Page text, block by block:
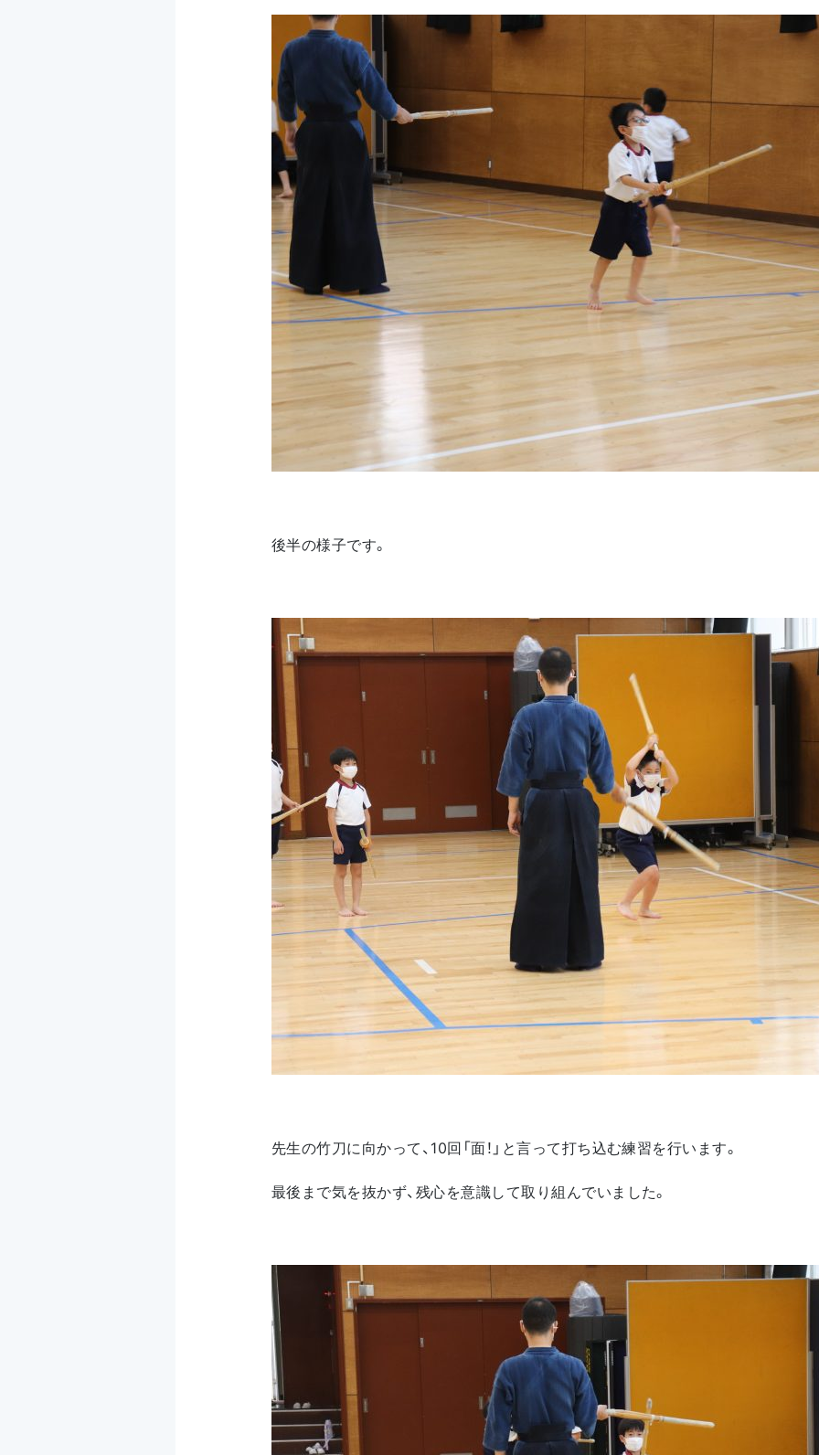
後半の様子です。
先生の竹刀に向かって、10回「面！」と言って打ち込む練習を行います。
最後まで気を抜かず、残心を意識して取り組んでいました。